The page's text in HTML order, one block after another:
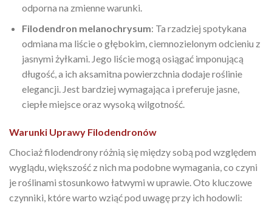
odporna na zmienne warunki.
Filodendron melanochrysum: Ta rzadziej spotykana
odmiana ma liście o głębokim, ciemnozielonym odcieniu z
jasnymi żyłkami. Jego liście mogą osiągać imponującą
długość, a ich aksamitna powierzchnia dodaje roślinie
elegancji. Jest bardziej wymagająca i preferuje jasne,
ciepłe miejsce oraz wysoką wilgotność.
Warunki Uprawy Filodendronów
Chociaż filodendrony różnią się między sobą pod względem
wyglądu, większość z nich ma podobne wymagania, co czyni
je roślinami stosunkowo łatwymi w uprawie. Oto kluczowe
czynniki, które warto wziąć pod uwagę przy ich hodowli: